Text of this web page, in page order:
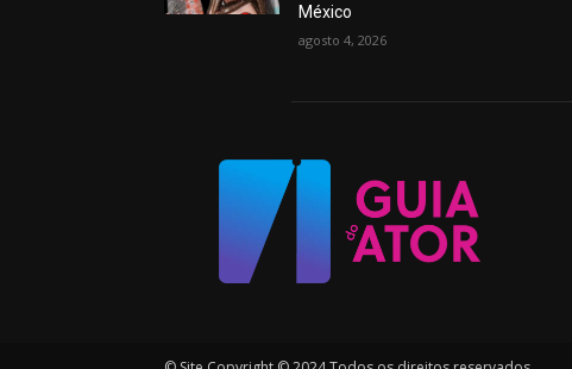
México
agosto 4, 2026